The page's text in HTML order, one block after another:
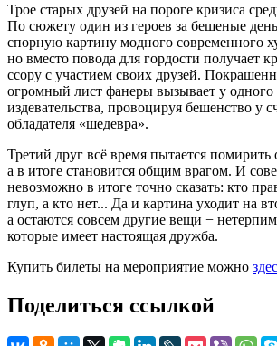
Трое старых друзей на пороге кризиса
По сюжету один из героев за бешеные
спорную картину модного современного
но вместо повода для гордости получает
ссору с участием своих друзей.
огромный лист фанеры вызывает у одного
издевательства, провоцируя бешенство у
обладателя «шедевра».
Третий друг всё время пытается помирить
а в итоге становится общим врагом. И
невозможно в итоге точно сказать: кто
глуп, а кто нет... Да и картина уходит на
а остаются совсем другие вещи −
которые имеет настоящая дружба.
Купить билеты на мероприятие можно
Поделиться ссылкой